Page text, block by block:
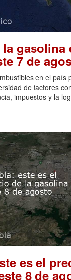
gasolina
7 de
en el país
de factores
impuestos y la
es el
8 de